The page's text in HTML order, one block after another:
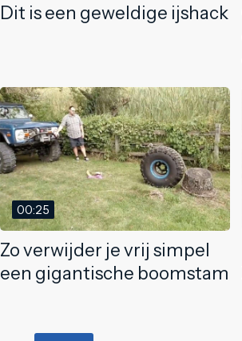
Dit is een geweldige ijshack
00:25
Zo verwijder je vrij simpel
een gigantische boomstam